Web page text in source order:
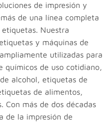
de impresión y
de una línea completa
Nuestra
y máquinas de
utilizadas para
químicos de uso cotidiano,
alcohol, etiquetas de
de alimentos,
Con más de dos décadas
de la impresión de